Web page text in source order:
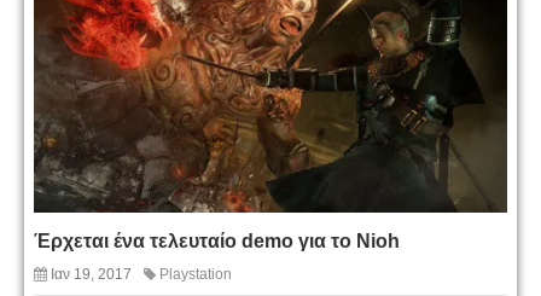
Έρχεται ένα τελευταίο demo για το Nioh
Ιαν 19, 2017 Playstation